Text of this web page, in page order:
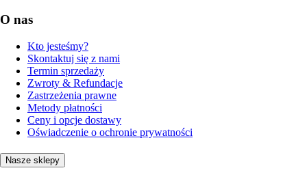
O nas
Kto jesteśmy?
Skontaktuj się z nami
Termin sprzedaży
Zwroty & Refundacje
Zastrzeżenia prawne
Metody płatności
Ceny i opcje dostawy
Oświadczenie o ochronie prywatności
Nasze sklepy